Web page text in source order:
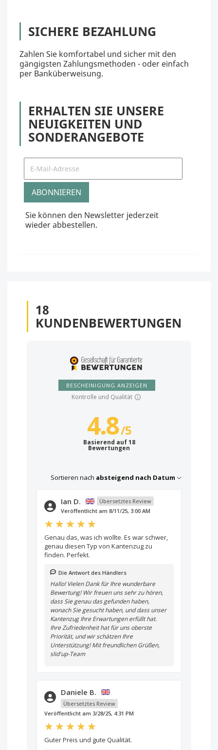
SICHERE BEZAHLUNG
Zahlen Sie komfortabel und sicher mit den
gängigsten Zahlungsmethoden - oder einfach
per Banküberweisung.
ERHALTEN SIE UNSERE
NEUIGKEITEN UND
SONDERANGEBOTE
Sie können den Newsletter jederzeit
wieder abbestellen.
18
KUNDENBEWERTUNGEN
BESCHEINIGUNG ANZEIGEN
Kontrolle und Qualität
4.8/5
Basierend auf 18
Bewertungen
Sortieren nach absteigend nach Datum
Ian D.
Übersetztes Review
Veröffentlicht am 8/11/25, 3:00 AM
Genau das, was ich wollte. Es war schwer,
genau diesen Typ von Kantenzug zu
finden. Perfekt.
Die Antwort des Händlers
Hallo! Vielen Dank für Ihre wunderbare
Bewertung! Wir freuen uns sehr zu hören,
dass Sie genau das gefunden haben,
wonach Sie gesucht haben, und dass unser
Kantenzug Ihre Erwartungen erfüllt hat.
Ihre Zufriedenheit hat für uns oberste
Priorität, und wir schätzen Ihre
Unterstützung! Mit freundlichen Grüßen,
slid'up-Team
Daniele B.
Übersetztes Review
Veröffentlicht am 3/28/25, 4:31 PM
Guter Preis und gute Qualität.